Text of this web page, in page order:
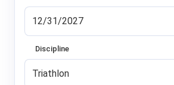
Discipline